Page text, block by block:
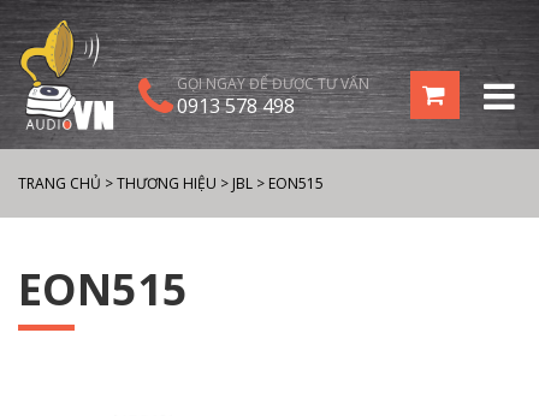
GỌI NGAY ĐỂ ĐƯỢC TƯ VẤN
0913 578 498
TRANG CHỦ >THƯƠNG HIỆU > JBL > EON515
EON515